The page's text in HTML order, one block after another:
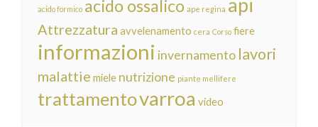
acido formico acido ossalico ape regina api
Attrezzatura avvelenamento cera Corso fiere
informazioni invernamento lavori
malattie miele nutrizione piante mellifere
trattamentovarroa video